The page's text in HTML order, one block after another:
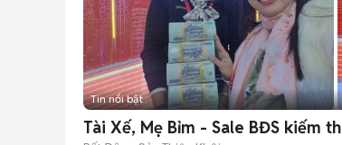
Tin nổi bật
Tài Xế, Mẹ Bỉm - Sale BĐS kiếm